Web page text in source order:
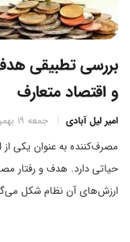
بررسی تطبیقی
و اقتصاد متعارف
امیر لیل آبادی جمعه 19 بهمن 1403 - 15:29
مصرف‌کننده به عنوان یکی
حیاتی دارد. هدف و رفتار
ارزش‌های آن نظام شکل